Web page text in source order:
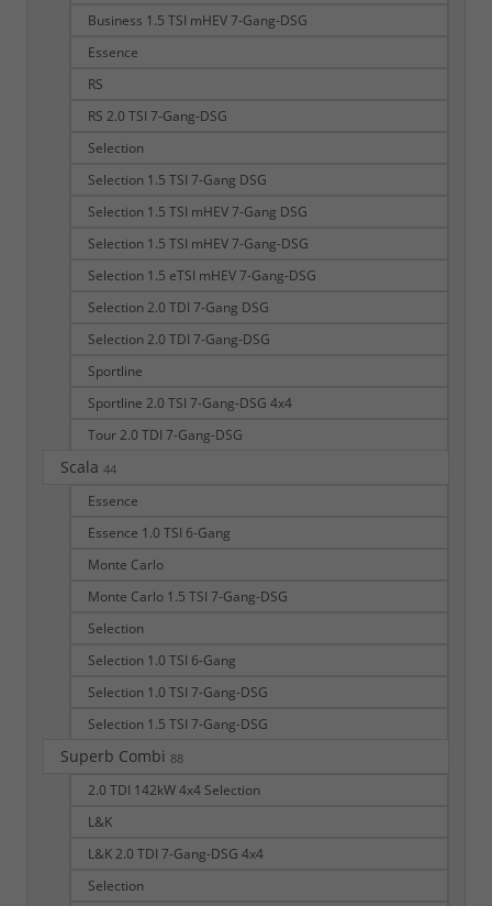
Business 1.5 TSI mHEV 7-Gang-DSG
Essence
RS
RS 2.0 TSI 7-Gang-DSG
Selection
Selection 1.5 TSI 7-Gang DSG
Selection 1.5 TSI mHEV 7-Gang DSG
Selection 1.5 TSI mHEV 7-Gang-DSG
Selection 1.5 eTSI mHEV 7-Gang-DSG
Selection 2.0 TDI 7-Gang DSG
Selection 2.0 TDI 7-Gang-DSG
Sportline
Sportline 2.0 TSI 7-Gang-DSG 4x4
Tour 2.0 TDI 7-Gang-DSG
Scala 44
Essence
Essence 1.0 TSI 6-Gang
Monte Carlo
Monte Carlo 1.5 TSI 7-Gang-DSG
Selection
Selection 1.0 TSI 6-Gang
Selection 1.0 TSI 7-Gang-DSG
Selection 1.5 TSI 7-Gang-DSG
Superb Combi 88
2.0 TDI 142kW 4x4 Selection
L&K
L&K 2.0 TDI 7-Gang-DSG 4x4
Selection